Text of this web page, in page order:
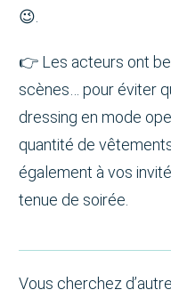
😉.
👉 Les acteurs ont
scènes… pour éviter
dressing en mode
quantité de
également à vos
tenue de soirée.
Vous cherchez